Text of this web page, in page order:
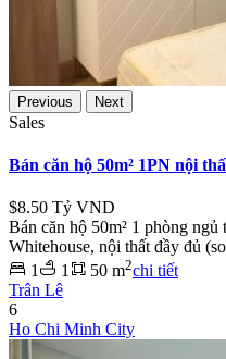
Previous Next
Sales
Bán căn hộ 50m² 1PN nội
$8.50 Tỷ VND
Bán căn hộ 50m² 1 phòng
Whitehouse, nội thất đầy đủ
1
1 50 m2chi tiết
Trân Lê
6
Ho Chi Minh City